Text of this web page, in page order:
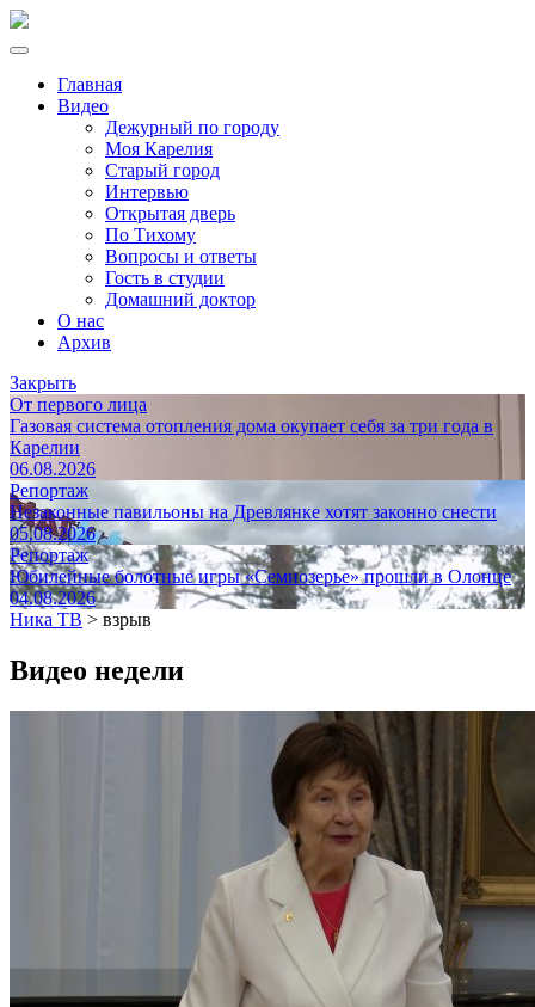
Главная
Видео
Дежурный по городу
Моя Карелия
Старый город
Интервью
Открытая дверь
По Тихому
Вопросы и ответы
Гость в студии
Домашний доктор
О нас
Архив
Закрыть
От первого лица
Газовая система отопления дома окупает себя за три года в
Карелии
06.08.2026
Репортаж
Незаконные павильоны на Древлянке хотят законно снести
05.08.2026
Репортаж
Юбилейные болотные игры «Семиозерье» прошли в Олонце
04.08.2026
Ника ТВ > взрыв
Видео недели